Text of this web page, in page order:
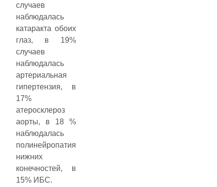
случаев
наблюдалась
катаракта обоих
глаз, в 19%
случаев
наблюдалась
артериальная
гипертензия, в
17%
атеросклероз
аорты, в 18 %
наблюдалась
полинейропатия
нижних
конечностей, в
15% ИБС.